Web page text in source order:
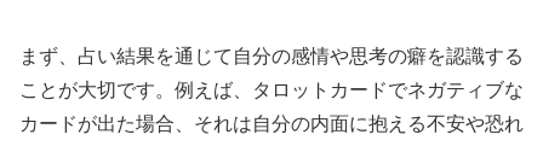
まず、占い結果を通じて自分の感情や思考の癖を認識する
ことが大切です。例えば、タロットカードでネガティブな
カードが出た場合、それは自分の内面に抱える不安や恐れ